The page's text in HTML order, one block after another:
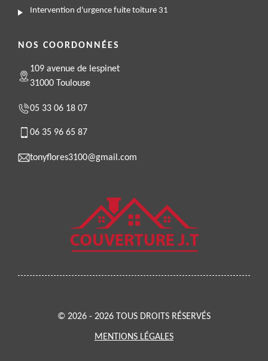
Intervention d'urgence fuite toiture 31
NOS COORDONNÉES
109 avenue de lespinet
31000 Toulouse
05 33 06 18 07
06 35 96 65 87
tonyflores3100@gmail.com
© 2026 - 2026 TOUS DROITS RÉSERVÉS
MENTIONS LÉGALES